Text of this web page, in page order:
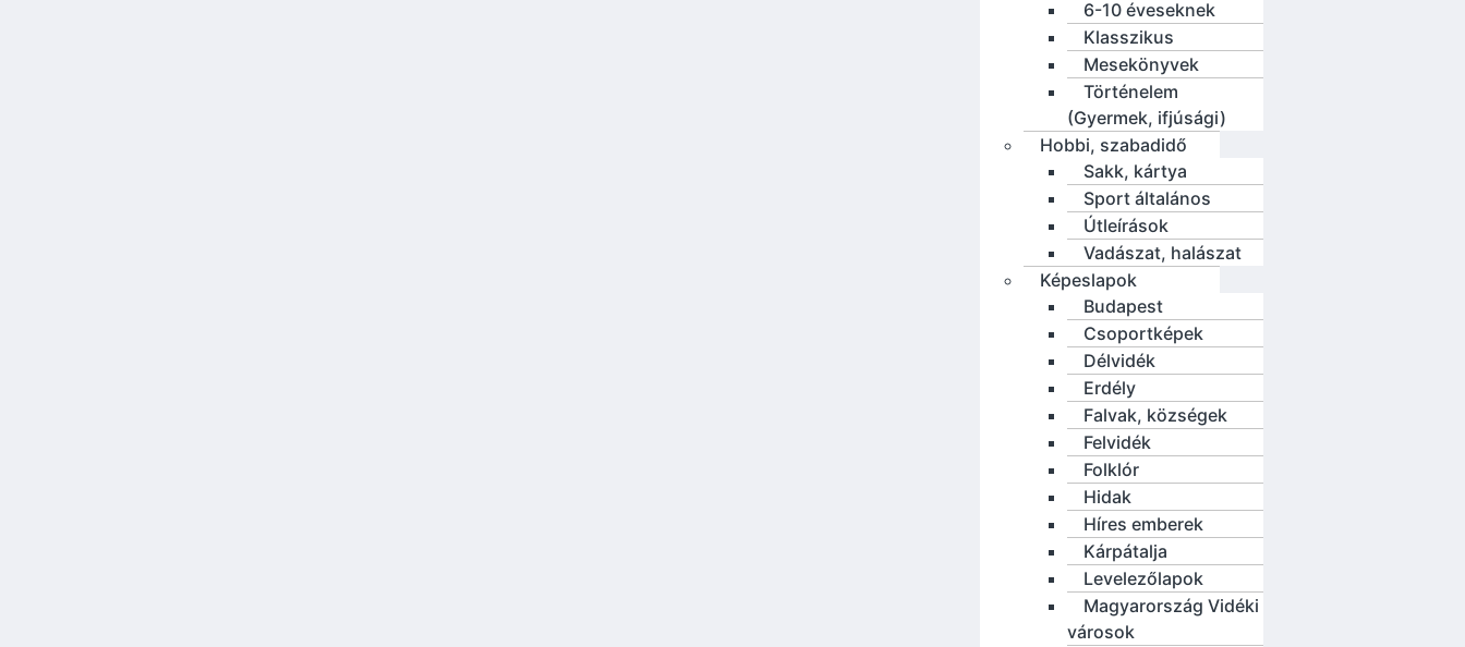
6-10 éveseknek
Klasszikus
Mesekönyvek
Történelem
(Gyermek, ifjúsági)
Hobbi, szabadidő
Sakk, kártya
Sport általános
Útleírások
Vadászat, halászat
Képeslapok
Budapest
Csoportképek
Délvidék
Erdély
Falvak, községek
Felvidék
Folklór
Hidak
Híres emberek
Kárpátalja
Levelezőlapok
Magyarország Vidéki
városok